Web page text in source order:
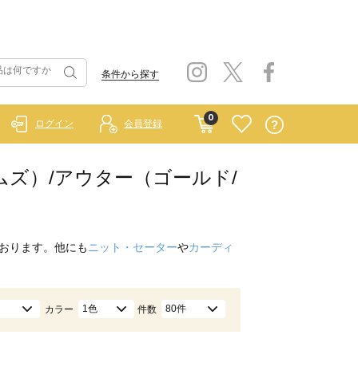
条件から探す
0
ログイン 会員登録
ズ）/アウター（ゴールド/
ります。他にも ニット・セーターやカーディ
カラー 1色 件数 80件